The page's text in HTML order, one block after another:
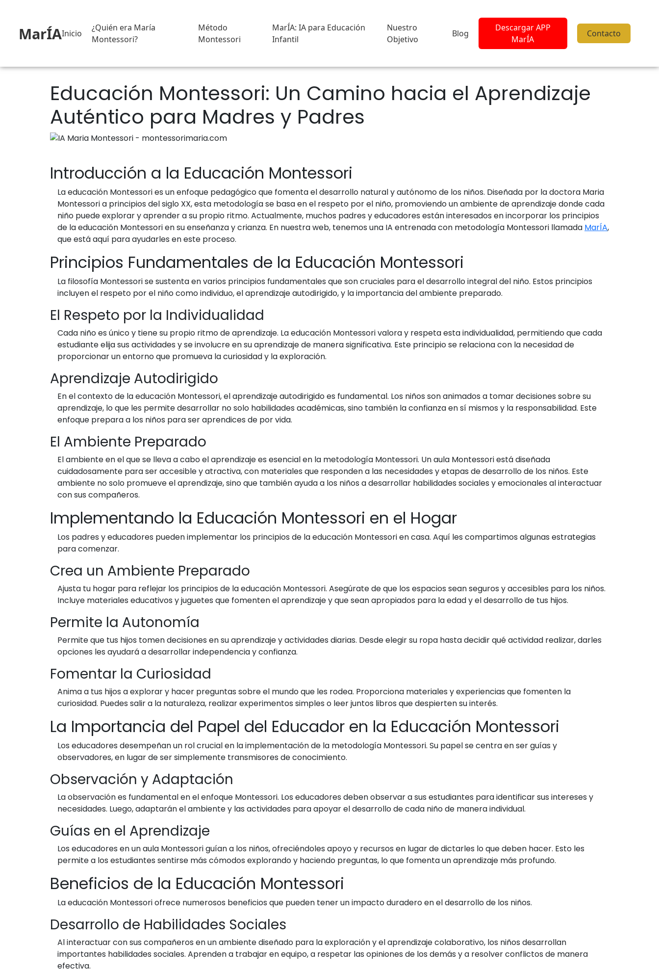
MarÍAInicio
¿Quién era María
Montessori?
Método
Montessori
MarÍA: IA para Educación
Infantil
Nuestro
Objetivo
Blog
Descargar APP
MarÍA
Contacto
Educación Montessori: Un Camino hacia el Aprendizaje
Auténtico para Madres y Padres
Introducción a la Educación Montessori
La educación Montessori es un enfoque pedagógico que fomenta el desarrollo natural y autónomo de los niños. Diseñada por la doctora Maria
Montessori a principios del siglo XX, esta metodología se basa en el respeto por el niño, promoviendo un ambiente de aprendizaje donde cada
niño puede explorar y aprender a su propio ritmo. Actualmente, muchos padres y educadores están interesados en incorporar los principios
de la educación Montessori en su enseñanza y crianza. En nuestra web, tenemos una IA entrenada con metodología Montessori llamada MarÍA,
que está aquí para ayudarles en este proceso.
Principios Fundamentales de la Educación Montessori
La filosofía Montessori se sustenta en varios principios fundamentales que son cruciales para el desarrollo integral del niño. Estos principios
incluyen el respeto por el niño como individuo, el aprendizaje autodirigido, y la importancia del ambiente preparado.
El Respeto por la Individualidad
Cada niño es único y tiene su propio ritmo de aprendizaje. La educación Montessori valora y respeta esta individualidad, permitiendo que cada
estudiante elija sus actividades y se involucre en su aprendizaje de manera significativa. Este principio se relaciona con la necesidad de
proporcionar un entorno que promueva la curiosidad y la exploración.
Aprendizaje Autodirigido
En el contexto de la educación Montessori, el aprendizaje autodirigido es fundamental. Los niños son animados a tomar decisiones sobre su
aprendizaje, lo que les permite desarrollar no solo habilidades académicas, sino también la confianza en sí mismos y la responsabilidad. Este
enfoque prepara a los niños para ser aprendices de por vida.
El Ambiente Preparado
El ambiente en el que se lleva a cabo el aprendizaje es esencial en la metodología Montessori. Un aula Montessori está diseñada
cuidadosamente para ser accesible y atractiva, con materiales que responden a las necesidades y etapas de desarrollo de los niños. Este
ambiente no solo promueve el aprendizaje, sino que también ayuda a los niños a desarrollar habilidades sociales y emocionales al interactuar
con sus compañeros.
Implementando la Educación Montessori en el Hogar
Los padres y educadores pueden implementar los principios de la educación Montessori en casa. Aquí les compartimos algunas estrategias
para comenzar.
Crea un Ambiente Preparado
Ajusta tu hogar para reflejar los principios de la educación Montessori. Asegúrate de que los espacios sean seguros y accesibles para los niños.
Incluye materiales educativos y juguetes que fomenten el aprendizaje y que sean apropiados para la edad y el desarrollo de tus hijos.
Permite la Autonomía
Permite que tus hijos tomen decisiones en su aprendizaje y actividades diarias. Desde elegir su ropa hasta decidir qué actividad realizar, darles
opciones les ayudará a desarrollar independencia y confianza.
Fomentar la Curiosidad
Anima a tus hijos a explorar y hacer preguntas sobre el mundo que les rodea. Proporciona materiales y experiencias que fomenten la
curiosidad. Puedes salir a la naturaleza, realizar experimentos simples o leer juntos libros que despierten su interés.
La Importancia del Papel del Educador en la Educación Montessori
Los educadores desempeñan un rol crucial en la implementación de la metodología Montessori. Su papel se centra en ser guías y
observadores, en lugar de ser simplemente transmisores de conocimiento.
Observación y Adaptación
La observación es fundamental en el enfoque Montessori. Los educadores deben observar a sus estudiantes para identificar sus intereses y
necesidades. Luego, adaptarán el ambiente y las actividades para apoyar el desarrollo de cada niño de manera individual.
Guías en el Aprendizaje
Los educadores en un aula Montessori guían a los niños, ofreciéndoles apoyo y recursos en lugar de dictarles lo que deben hacer. Esto les
permite a los estudiantes sentirse más cómodos explorando y haciendo preguntas, lo que fomenta un aprendizaje más profundo.
Beneficios de la Educación Montessori
La educación Montessori ofrece numerosos beneficios que pueden tener un impacto duradero en el desarrollo de los niños.
Desarrollo de Habilidades Sociales
Al interactuar con sus compañeros en un ambiente diseñado para la exploración y el aprendizaje colaborativo, los niños desarrollan
importantes habilidades sociales. Aprenden a trabajar en equipo, a respetar las opiniones de los demás y a resolver conflictos de manera
efectiva.